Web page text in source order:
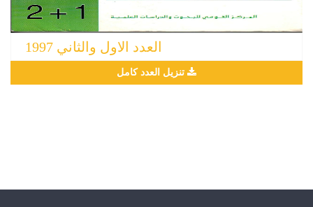
العدد الاول والثاني 1997
تنزيل العدد كامل